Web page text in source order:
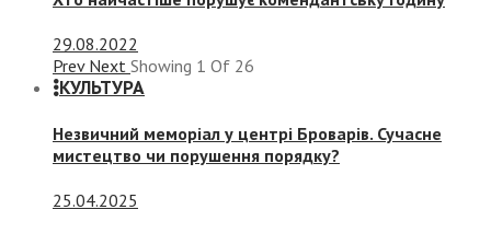
29.08.2022
Prev Next Showing 1 Of 26
КУЛЬТУРА
Незвичний меморіал у центрі Броварів. Сучасне
мистецтво чи порушення порядку?
25.04.2025